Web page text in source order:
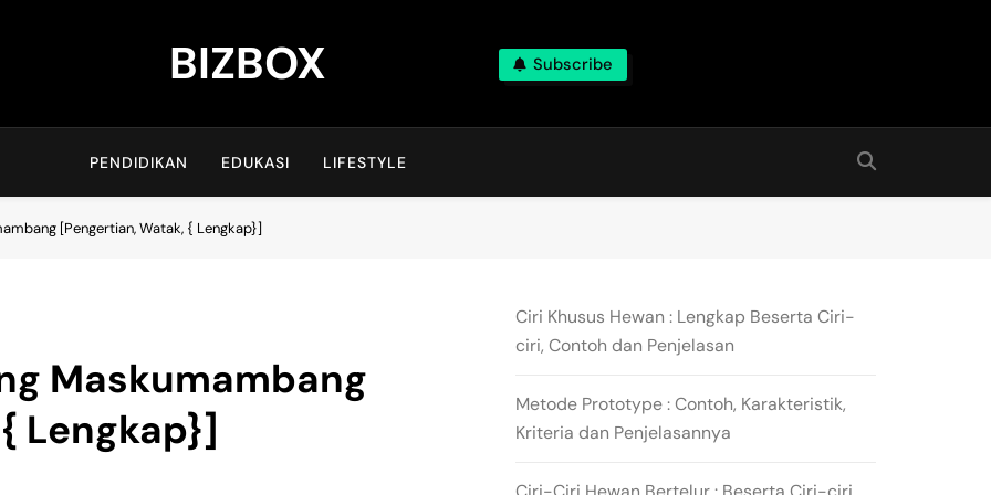
BIZBOX Subscribe
PENDIDIKAN EDUKASI LIFESTYLE
[Pengertian, Watak, { Lengkap}]
Maskumambang
Lengkap}]
Ciri Khusus Hewan : Lengkap Beserta Ciri-
ciri, Contoh dan Penjelasan
Metode Prototype : Contoh, Karakteristik,
Kriteria dan Penjelasannya